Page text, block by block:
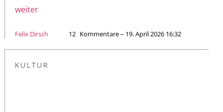
weiter
Felix Dirsch 12 Kommentare – 19. April 2026 16:32
KULTUR